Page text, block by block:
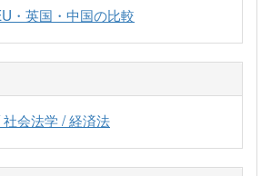
・英国・中国の比較
社会法学 / 経済法